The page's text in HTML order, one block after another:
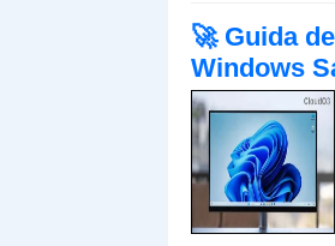
🚀 Guida
Windows